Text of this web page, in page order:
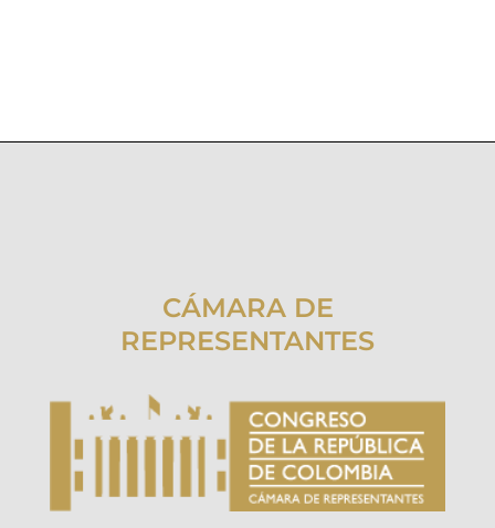
CÁMARA DE
REPRESENTANTES